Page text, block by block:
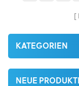
Markt ein. All dies
bestmöglichen Preis
angeboten.
KATEGORIEN
NEUE